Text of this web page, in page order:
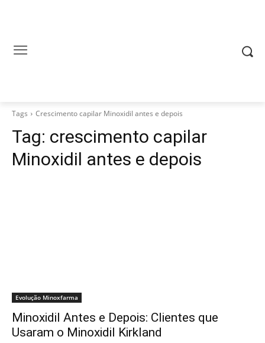
Tags Crescimento capilar Minoxidil antes e depois
Tag: crescimento capilar
Minoxidil antes e depois
Evolução Minoxfarma
Minoxidil Antes e Depois: Clientes que
Usaram o Minoxidil Kirkland